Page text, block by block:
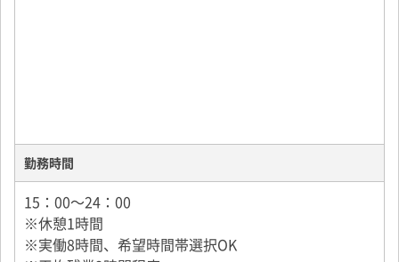
勤務時間
15：00～24：00
※休憩1時間
※実働8時間、希望時間帯選択OK